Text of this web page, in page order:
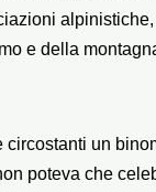
e della
un
poteva che